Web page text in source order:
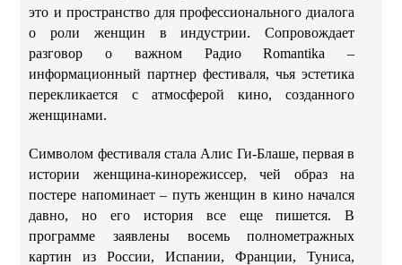
это и пространство для профессионального диалога
о роли женщин в индустрии. Сопровождает
разговор о важном Радио Romantika –
информационный партнер фестиваля, чья эстетика
перекликается с атмосферой кино, созданного
женщинами.
Символом фестиваля стала Алис Ги-Блаше, первая в
истории женщина-кинорежиссер, чей образ на
постере напоминает – путь женщин в кино начался
давно, но его история все еще пишется. В
программе заявлены восемь полнометражных
картин из России, Испании, Франции, Туниса,